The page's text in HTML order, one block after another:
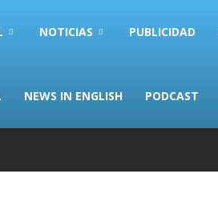
NOTICIAS PUBLICIDAD
NEWS IN ENGLISH PODCAST